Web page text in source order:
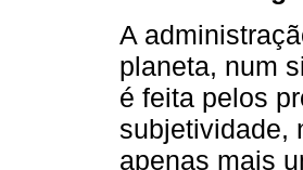
A
planeta, num
é feita pelos
subjetividade,
apenas mais